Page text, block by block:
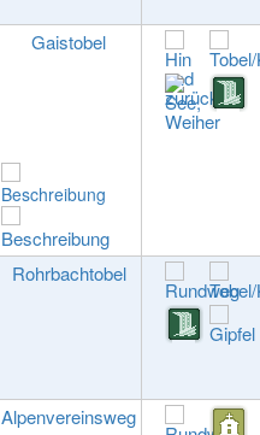
Gaistobel
Rohrbachtobel
Alpenvereinsweg